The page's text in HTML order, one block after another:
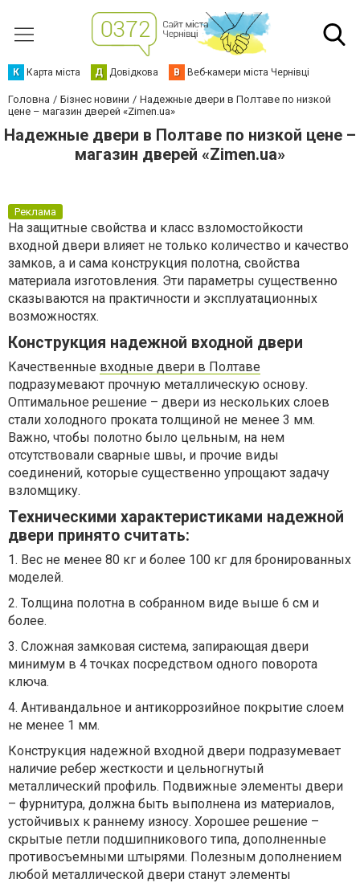
К Карта міста Д Довідкова В Веб-камери міста Чернівці
Головна Бізнес новини
Надежные двери в Полтаве по низкой
цене – магазин дверей «Zimen.ua»
Надежные двери в Полтаве по низкой цене –
магазин дверей «Zimen.ua»
Реклама
На защитные свойства и класс взломостойкости
входной двери влияет не только количество и качество
замков, а и сама конструкция полотна, свойства
материала изготовления. Эти параметры существенно
сказываются на практичности и эксплуатационных
возможностях.
Конструкция надежной входной двери
Качественные входные двери в Полтаве
подразумевают прочную металлическую основу.
Оптимальное решение – двери из нескольких слоев
стали холодного проката толщиной не менее 3 мм.
Важно, чтобы полотно было цельным, на нем
отсутствовали сварные швы, и прочие виды
соединений, которые существенно упрощают задачу
взломщику.
Техническими характеристиками надежной
двери принято считать:
1. Вес не менее 80 кг и более 100 кг для бронированных
моделей.
2. Толщина полотна в собранном виде выше 6 см и
более.
3. Сложная замковая система, запирающая двери
минимум в 4 точках посредством одного поворота
ключа.
4. Антивандальное и антикоррозийное покрытие слоем
не менее 1 мм.
Конструкция надежной входной двери подразумевает
наличие ребер жесткости и цельногнутый
металлический профиль. Подвижные элементы двери
– фурнитура, должна быть выполнена из материалов,
устойчивых к раннему износу. Хорошее решение –
скрытые петли подшипникового типа, дополненные
противосъемными штырями. Полезным дополнением
любой металлической двери станут элементы